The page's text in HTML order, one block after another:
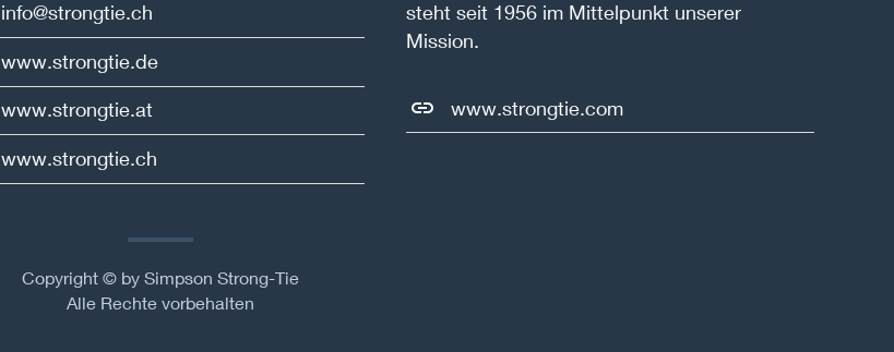
steht seit 1956 im Mittelpunkt unserer
Mission.
www.strongtie.com
info@strongtie.ch
www.strongtie.de
www.strongtie.at
www.strongtie.ch
Copyright © by Simpson Strong-Tie
Alle Rechte vorbehalten